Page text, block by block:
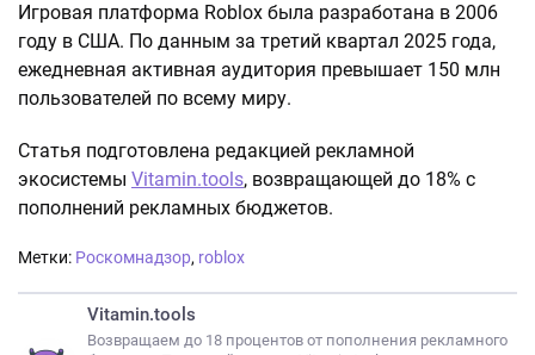
Игровая платформа Roblox была разработана в 2006
году в США. По данным за третий квартал 2025 года,
ежедневная активная аудитория превышает 150 млн
пользователей по всему миру.
Статья подготовлена редакцией рекламной
экосистемы Vitamin.tools, возвращающей до 18% с
пополнений рекламных бюджетов.
Метки: Роскомнадзор, roblox
Vitamin.tools
Возвращаем до 18 процентов от пополнения рекламного